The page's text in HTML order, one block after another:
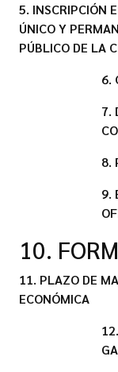
5. INSCRIPCIÓN
ÚNICO Y
PÚBLICO DE LA
6.
7.
8.
9.
10.
11. PLAZO DE
ECONÓMICA